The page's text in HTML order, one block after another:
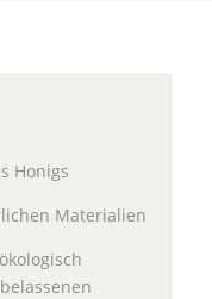
Honigs
Materialien